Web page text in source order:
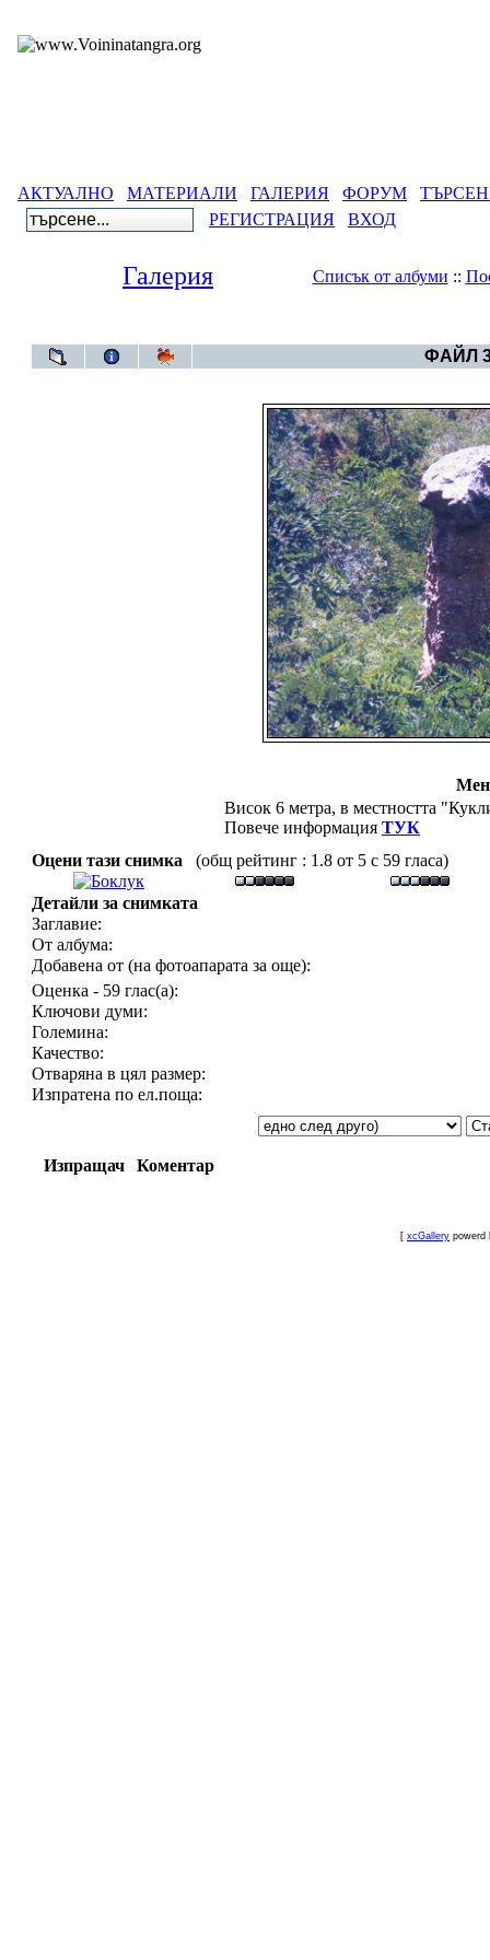
АКТУАЛНО МАТЕРИАЛИ ГАЛЕРИЯ ФОРУМ
РЕГИСТРАЦИЯ
ВХОД
Галерия Списък от албуми ::
ФАЙЛ
Висок 6 метра, в местността
Повече информация ТУК
Оцени тази снимка
(общ рейтинг : 1.8 от 5 с 59 гласа)
Детайли за снимката
Заглавие:
От албума:
Добавена от (на фотоапарата за още):
Оценка - 59 глас(а):
Ключови думи:
Големина:
Качество:
Отваряна в цял размер:
Изпратена по ел.поща:
Изпращач Коментар
[ xcGallery